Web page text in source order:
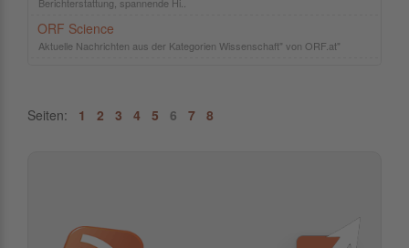
ORF Science
Aktuelle Nachrichten aus der Kategorien Wissenschaft" von ORF.at"
Seiten: 1 2 3 4 5 6 7 8